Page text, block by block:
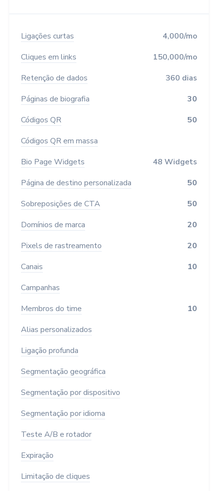
Ligações curtas
4,000/mo
Cliques em links
150,000/mo
Retenção de dados
360 dias
Páginas de biografia
30
Códigos QR
50
Códigos QR em massa
Bio Page Widgets
48 Widgets
Página de destino personalizada
50
Sobreposições de CTA
50
Domínios de marca
20
Pixels de rastreamento
20
Canais
10
Campanhas
Membros do time
10
Alias personalizados
Ligação profunda
Segmentação geográfica
Segmentação por dispositivo
Segmentação por idioma
Teste A/B e rotador
Expiração
Limitação de cliques